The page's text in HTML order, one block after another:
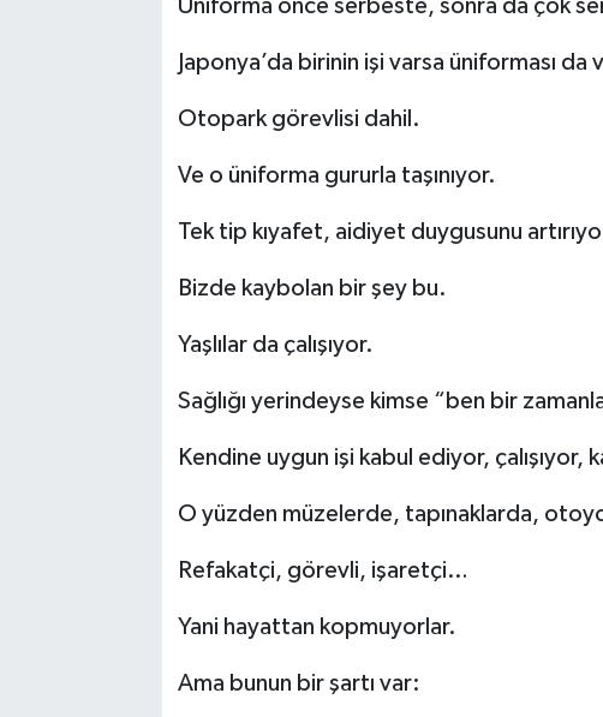
Üniforma önce serbeste, sonra da çok
Japonya’da birinin işi varsa üniforması da
Otopark görevlisi dahil.
Ve o üniforma gururla taşınıyor.
Tek tip kıyafet, aidiyet duygusunu
Bizde kaybolan bir şey bu.
Yaşlılar da çalışıyor.
Sağlığı yerindeyse kimse “ben bir
Kendine uygun işi kabul ediyor, çalışıyor,
O yüzden müzelerde, tapınaklarda,
Refakatçi, görevli, işaretçi…
Yani hayattan kopmuyorlar.
Ama bunun bir şartı var: